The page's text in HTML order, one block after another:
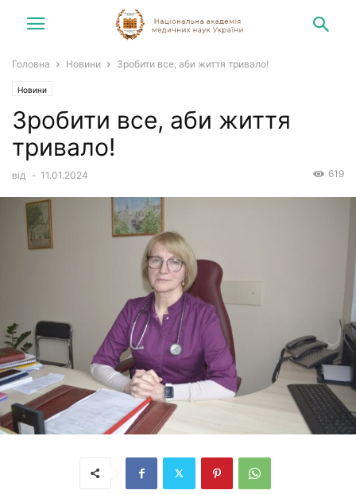
Головна Новини Зробити все, аби життя тривало!
Новини
Зробити все, аби життя
тривало!
від - 11.01.2024 619